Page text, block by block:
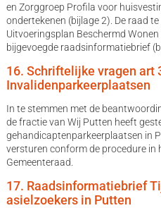
en Zorggroep Profila voor
ondertekenen (bijlage 2). De raad
Uitvoeringsplan Beschermd
bijgevoegde raadsinformatiebrief
16. Schriftelijke vragen art
Invalidenparkeerplaatsen
In te stemmen met de
de fractie van Wij Putten heeft
gehandicaptenparkeerplaatsen in
versturen conform de procedure in
Gemeenteraad.
17. Raadsinformatiebrief
asielzoekers in Putten